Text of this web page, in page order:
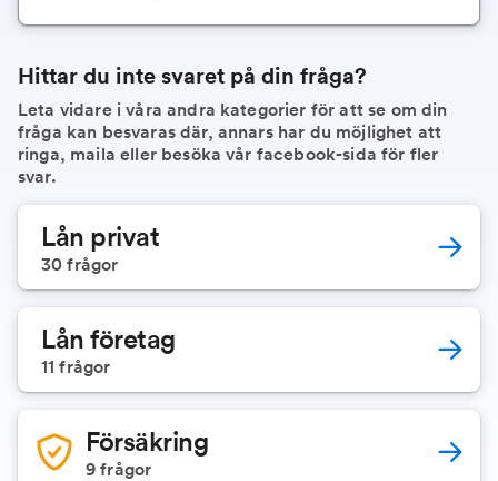
Hittar du inte svaret på din fråga?
Leta vidare i våra andra kategorier för att se om din
fråga kan besvaras där, annars har du möjlighet att
ringa, maila eller besöka vår facebook-sida för fler
svar.
Lån privat
30 frågor
Lån företag
11 frågor
Försäkring
9 frågor